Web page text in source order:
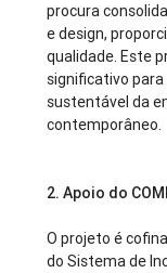
procura
e design,
qualidade. Este
significativo
sustentável da
contemporâneo.
2. Apoio do
O projeto é
do Sistema de